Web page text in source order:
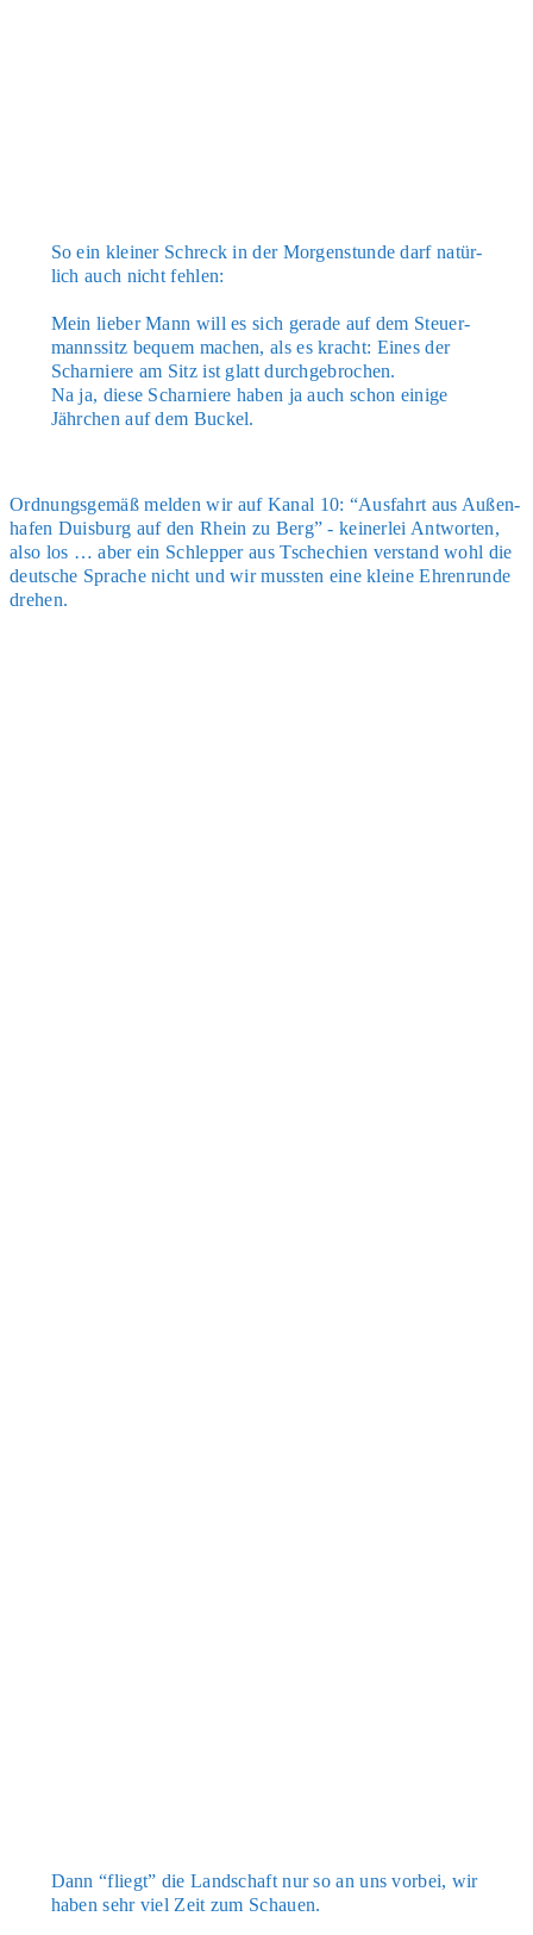
So ein klei­ner Schreck in der Mor­gen­stun­de darf natür­
lich auch nicht feh­len:
Mein lie­ber Mann will es sich gera­de auf dem Steu­er­
manns­sitz bequem machen, als es kracht: Eines der
Schar­nie­re am Sitz ist glatt durch­ge­bro­chen.
Na ja, die­se Schar­nie­re haben ja auch schon eini­ge
Jähr­chen auf dem Buckel.
Ord­nungs­ge­mäß mel­den wir auf Kanal 10: “Aus­fahrt aus Außen­
ha­fen Duis­burg auf den Rhein zu Berg” - kei­ner­lei Ant­wor­ten,
also los … aber ein Schlep­per aus Tsche­chi­en ver­stand wohl die
deut­sche Spra­che nicht und wir muss­ten eine klei­ne Ehren­run­de
dre­hen.
Dann “fliegt” die Land­schaft nur so an uns vor­bei, wir
haben sehr viel Zeit zum Schau­en.